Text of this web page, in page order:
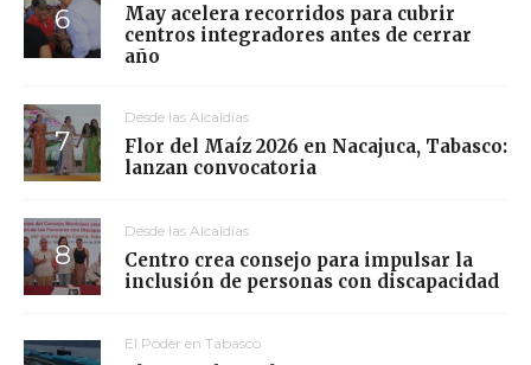
May acelera recorridos para cubrir
centros integradores antes de cerrar
año
Desde las Alcaldías
Flor del Maíz 2026 en Nacajuca, Tabasco:
lanzan convocatoria
Desde las Alcaldías
Centro crea consejo para impulsar la
inclusión de personas con discapacidad
El Poder en Tabasco